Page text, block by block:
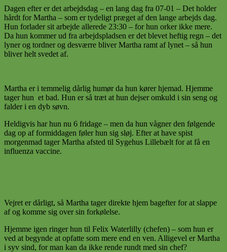
Dagen efter er det arbejdsdag – en lang dag fra 07-01 – Det holder
hårdt for Martha – som er tydeligt præget af den lange arbejds dag.
Hun forlader sit arbejde allerede 23:30 – for hun orker ikke mere.
Da hun kommer ud fra arbejdspladsen er det blevet heftig regn – det
lyner og tordner og desværre bliver Martha ramt af lynet – så hun
bliver helt svedet af.
Martha er i temmelig dårlig humør da hun kører hjemad. Hjemme
tager hun et bad. Hun er så træt at hun dejser omkuld i sin seng og
falder i en dyb søvn.
Heldigvis har hun nu 6 fridage – men da hun vågner den følgende
dag op af formiddagen føler hun sig sløj. Efter at have spist
morgenmad tager Martha afsted til Sygehus Lillebælt for at få en
influenza vaccine.
Vejret er dårligt, så Martha tager direkte hjem bagefter for at slappe
af og komme sig over sin forkølelse.
Hjemme igen ringer hun til Felix Waterlilly (chefen) – som hun er
ved at begynde at opfatte som mere end en ven. Alligevel er Martha
i syv sind, for man kan da ikke rende rundt med sin chef?